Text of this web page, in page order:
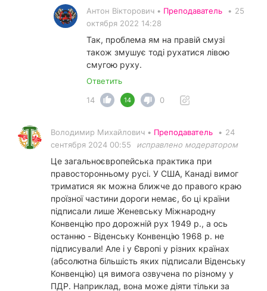
Антон Вікторович • Преподаватель • 25
октября 2022 14:28
Так, проблема ям на правій смузі
також змушує тоді рухатися лівою
смугою руху.
Ответить
14
14 0
Володимир Михайлович • Преподаватель • 24
сентября 2024 00:55
исправлено модератором
Це загальноєвропейська практика при
правосторонньому русі. У США, Канаді вимог
триматися як можна ближче до правого краю
проїзної частини дороги немає, бо ці країни
підписали лише Женевську Міжнародну
Конвенцію про дорожній рух 1949 р., а ось
останню - Віденську Конвенцію 1968 р. не
підписували! Але і у Європі у різних країнах
(абсолютна більшість яких підписали Віденську
Конвенцію) ця вимога озвучена по різному у
ПДР. Наприклад, вона може діяти тільки за